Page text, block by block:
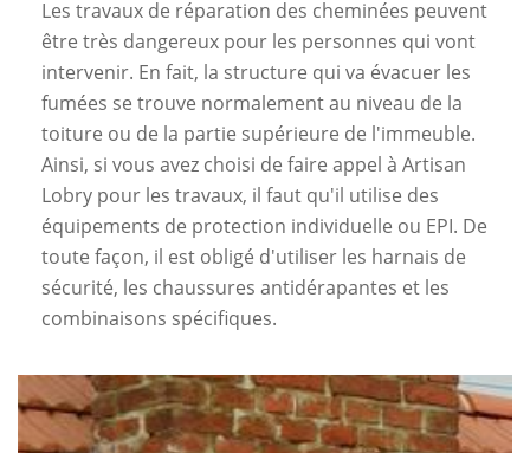
Les travaux de réparation des cheminées peuvent
être très dangereux pour les personnes qui vont
intervenir. En fait, la structure qui va évacuer les
fumées se trouve normalement au niveau de la
toiture ou de la partie supérieure de l'immeuble.
Ainsi, si vous avez choisi de faire appel à Artisan
Lobry pour les travaux, il faut qu'il utilise des
équipements de protection individuelle ou EPI. De
toute façon, il est obligé d'utiliser les harnais de
sécurité, les chaussures antidérapantes et les
combinaisons spécifiques.